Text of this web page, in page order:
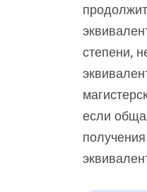
степени,
если